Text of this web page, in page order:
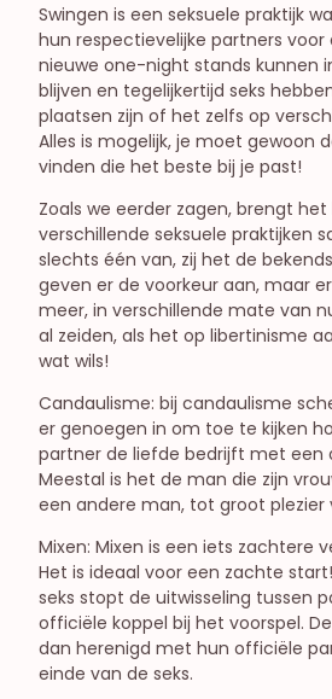
Swingen is een seksuele praktijk
hun respectievelijke partners voor
nieuwe one-night stands kunnen
blijven en tegelijkertijd seks
plaatsen zijn of het zelfs op
Alles is mogelijk, je moet gewoon
vinden die het beste bij je past!
Zoals we eerder zagen, brengt
verschillende seksuele praktijken
slechts één van, zij het de
geven er de voorkeur aan, maar
meer, in verschillende mate van
al zeiden, als het op libertinisme
wat wils!
Candaulisme: bij candaulisme
er genoegen in om toe te kijken
partner de liefde bedrijft met een
Meestal is het de man die zijn
een andere man, tot groot plezier
Mixen: Mixen is een iets zachtere
Het is ideaal voor een zachte
seks stopt de uitwisseling tussen
officiële koppel bij het voorspel.
dan herenigd met hun officiële
einde van de seks.